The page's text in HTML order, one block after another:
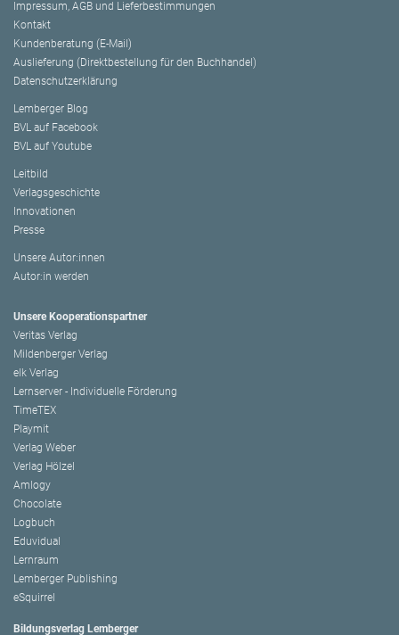
Impressum, AGB und Lieferbestimmungen
Kontakt
Kundenberatung (E-Mail)
Auslieferung (Direktbestellung für den Buchhandel)
Datenschutzerklärung
Lemberger Blog
BVL auf Facebook
BVL auf Youtube
Leitbild
Verlagsgeschichte
Innovationen
Presse
Unsere Autor:innen
Autor:in werden
Unsere Kooperationspartner
Veritas Verlag
Mildenberger Verlag
elk Verlag
Lernserver - Individuelle Förderung
TimeTEX
Playmit
Verlag Weber
Verlag Hölzel
Amlogy
Chocolate
Logbuch
Eduvidual
Lernraum
Lemberger Publishing
eSquirrel
Bildungsverlag Lemberger